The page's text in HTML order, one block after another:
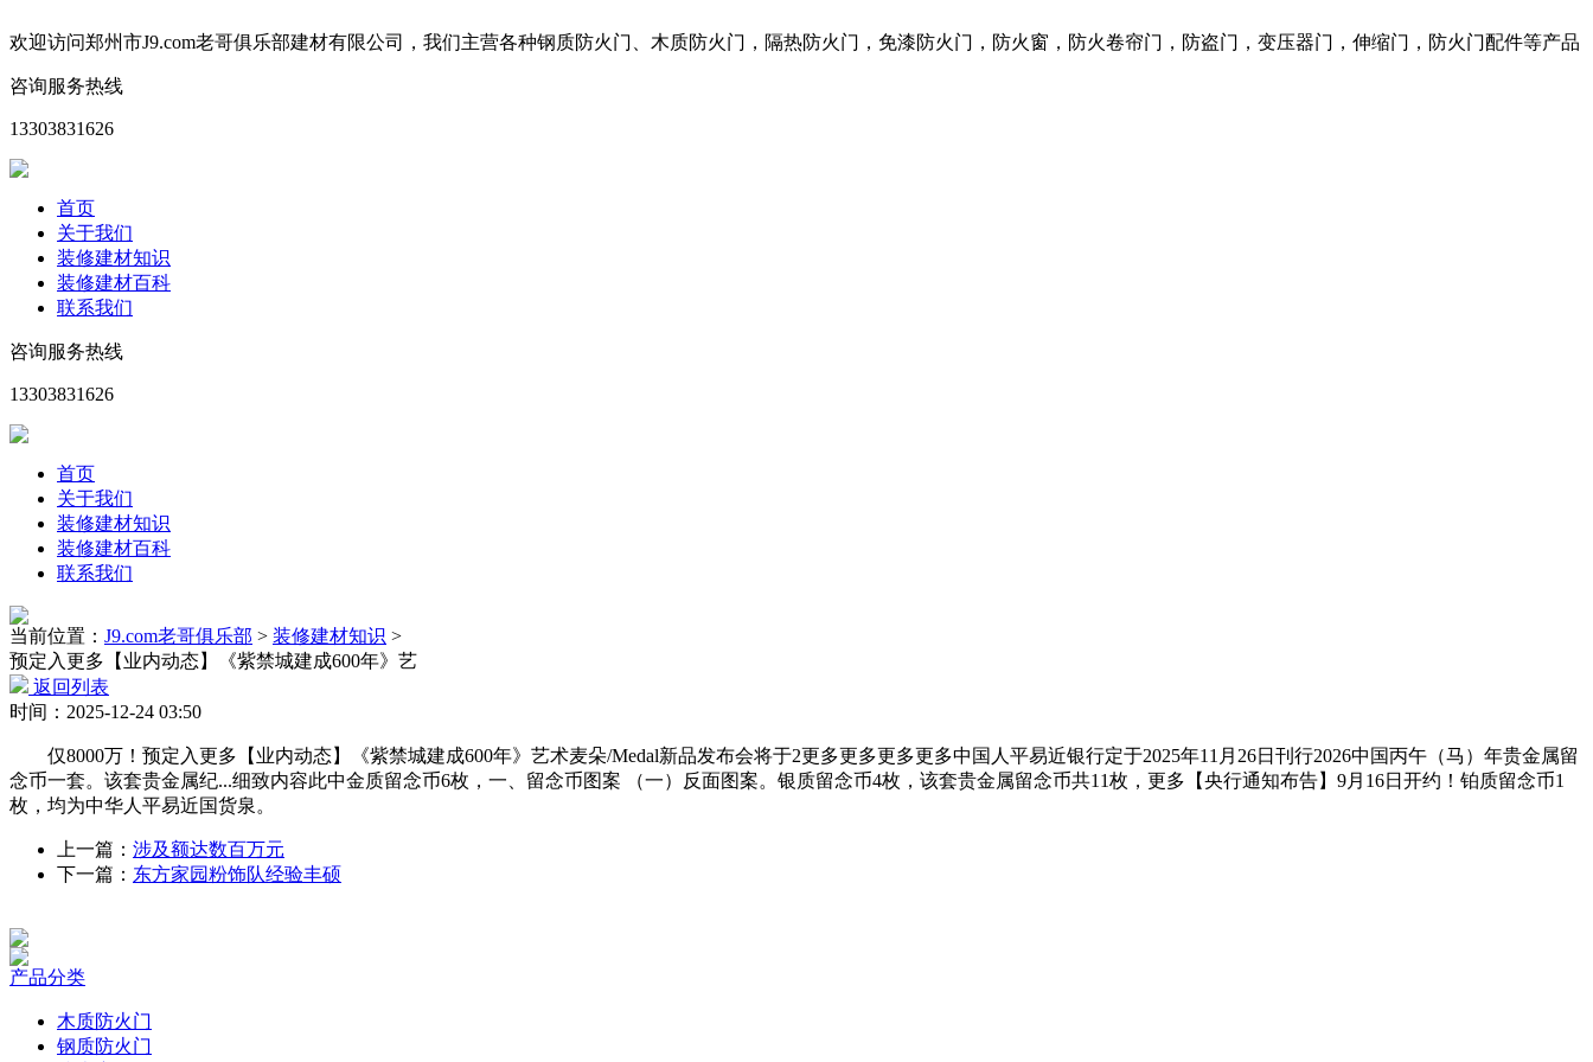
欢迎访问郑州市J9.com老哥俱乐部建材有限公司，我们主营各种钢质防火门、木质防火门，隔热防火门，免漆防火门，防火窗，防火卷帘门，防盗门，变压器门，伸缩门，防火门配件等产品
咨询服务热线
13303831626
首页
关于我们
装修建材知识
装修建材百科
联系我们
咨询服务热线
13303831626
首页
关于我们
装修建材知识
装修建材百科
联系我们
当前位置： J9.com老哥俱乐部 > 装修建材知识 >
预定入更多【业内动态】《紫禁城建成600年》艺
返回列表
时间：2025-12-24 03:50
仅8000万！预定入更多【业内动态】《紫禁城建成600年》艺术麦朵/Medal新品发布会将于2更多更多更多更多中国人平易近银行定于2025年11月26日刊行2026中国丙午（马）年贵金属留
念币一套。该套贵金属纪...细致内容此中金质留念币6枚，一、留念币图案 （一）反面图案。银质留念币4枚，该套贵金属留念币共11枚，更多【央行通知布告】9月16日开约！铂质留念币1
枚，均为中华人平易近国货泉。
上一篇： 涉及额达数百万元
下一篇： 东方家园粉饰队经验丰硕
产品分类
木质防火门
钢质防火门